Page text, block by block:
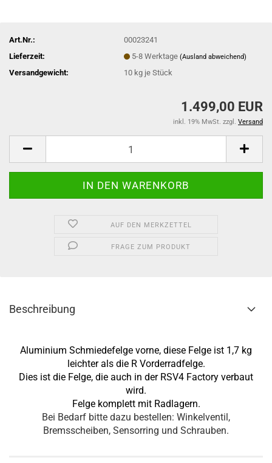
Art.Nr.:
00023241
Lieferzeit:
5-8 Werktage(Ausland abweichend)
Versandgewicht: 10 kg je Stück
1.499,00 EUR
inkl. 19% MwSt. zzgl. Versand
AUF DEN MERKZETTEL
FRAGE ZUM PRODUKT
Beschreibung
Aluminium Schmiedefelge vorne, diese Felge ist 1,7 kg
leichter als die R Vorderradfelge.
Dies ist die Felge, die auch in der RSV4 Factory verbaut
wird.
Felge komplett mit Radlagern.
Bei Bedarf bitte dazu bestellen: Winkelventil,
Bremsscheiben, Sensorring und Schrauben.